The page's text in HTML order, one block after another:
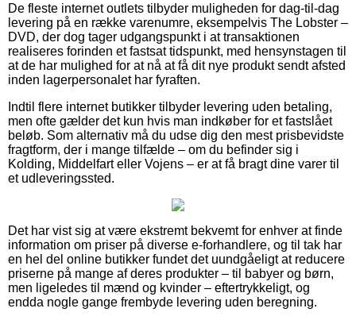
De fleste internet outlets tilbyder muligheden for dag-til-dag
levering på en række varenumre, eksempelvis The Lobster –
DVD, der dog tager udgangspunkt i at transaktionen
realiseres forinden et fastsat tidspunkt, med hensynstagen til
at de har mulighed for at nå at få dit nye produkt sendt afsted
inden lagerpersonalet har fyraften.
Indtil flere internet butikker tilbyder levering uden betaling,
men ofte gælder det kun hvis man indkøber for et fastslået
beløb. Som alternativ må du udse dig den mest prisbevidste
fragtform, der i mange tilfælde – om du befinder sig i
Kolding, Middelfart eller Vojens – er at få bragt dine varer til
et udleveringssted.
Det har vist sig at være ekstremt bekvemt for enhver at finde
information om priser på diverse e-forhandlere, og til tak har
en hel del online butikker fundet det uundgåeligt at reducere
priserne på mange af deres produkter – til babyer og børn,
men ligeledes til mænd og kvinder – eftertrykkeligt, og
endda nogle gange frembyde levering uden beregning.